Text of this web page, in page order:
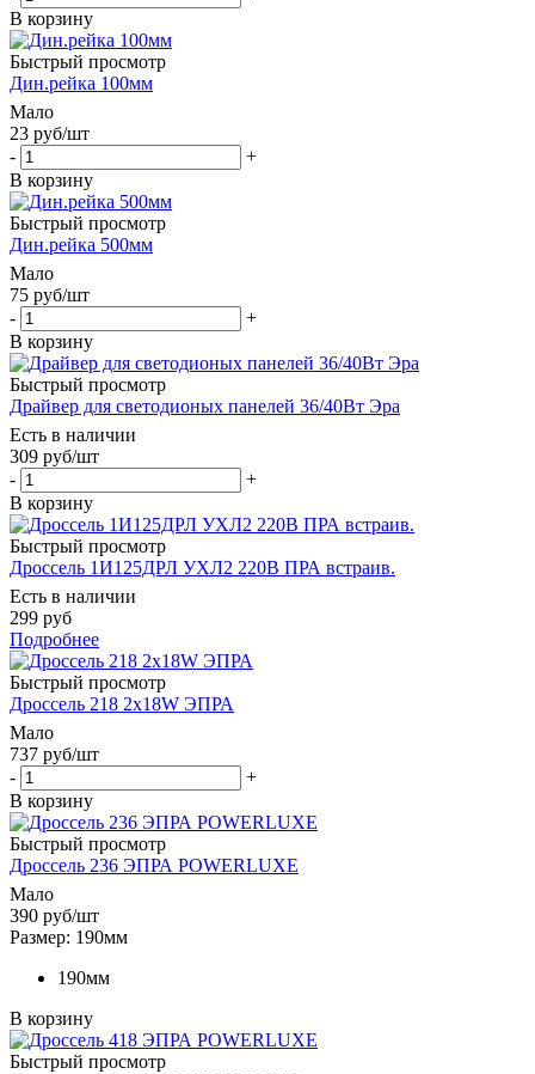
В корзину
Быстрый просмотр
Дин.рейка 100мм
Мало
23 руб/шт
-
+
В корзину
Быстрый просмотр
Дин.рейка 500мм
Мало
75 руб/шт
-
+
В корзину
Быстрый просмотр
Драйвер для светодионых панелей 36/40Вт Эра
Есть в наличии
309 руб/шт
-
+
В корзину
Быстрый просмотр
Дроссель 1И125ДРЛ УХЛ2 220В ПРА встраив.
Есть в наличии
299 руб
Подробнее
Быстрый просмотр
Дроссель 218 2х18W ЭПРА
Мало
737 руб/шт
-
+
В корзину
Быстрый просмотр
Дроссель 236 ЭПРА POWERLUXE
Мало
390 руб/шт
Размер: 190мм
190мм
В корзину
Быстрый просмотр